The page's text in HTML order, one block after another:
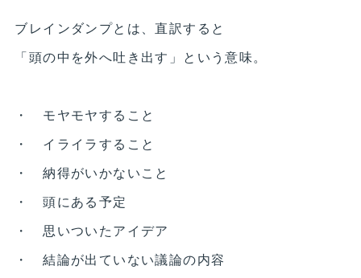
ブレインダンプとは、直訳すると
「頭の中を外へ吐き出す」という意味。
・ モヤモヤすること
・ イライラすること
・ 納得がいかないこと
・ 頭にある予定
・ 思いついたアイデア
・ 結論が出ていない議論の内容